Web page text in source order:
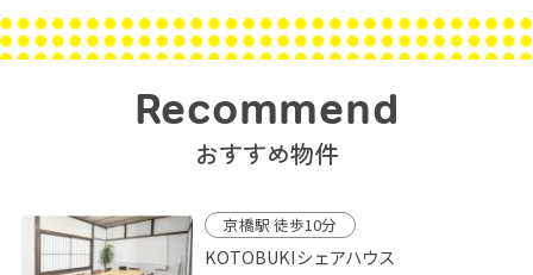
Recommend
おすすめ物件
京橋駅 徒歩10分
KOTOBUKIシェアハウス